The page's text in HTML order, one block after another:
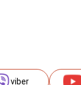
viber